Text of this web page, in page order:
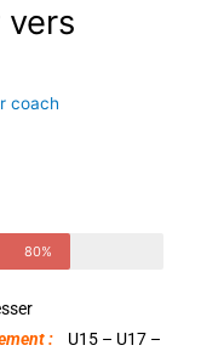
coach
80%
:
U15 – U17 –